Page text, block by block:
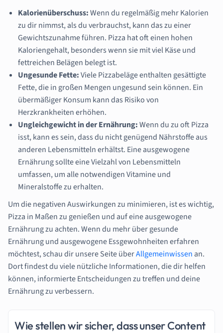
Kalorienüberschuss:Wenn du regelmäßig mehr Kalorien
zu dir nimmst, als du verbrauchst, kann das zu einer
Gewichtszunahme führen. Pizza hat oft einen hohen
Kaloriengehalt, besonders wenn sie mit viel Käse und
fettreichen Belägen belegt ist.
Ungesunde Fette:Viele Pizzabeläge enthalten gesättigte
Fette, die in großen Mengen ungesund sein können. Ein
übermäßiger Konsum kann das Risiko von
Herzkrankheiten erhöhen.
Ungleichgewicht in der Ernährung:Wenn du zu oft Pizza
isst, kann es sein, dass du nicht genügend Nährstoffe aus
anderen Lebensmitteln erhältst. Eine ausgewogene
Ernährung sollte eine Vielzahl von Lebensmitteln
umfassen, um alle notwendigen Vitamine und
Mineralstoffe zu erhalten.
Um die negativen Auswirkungen zu minimieren, ist es wichtig,
Pizza in Maßen zu genießen und auf eine ausgewogene
Ernährung zu achten. Wenn du mehr über gesunde
Ernährung und ausgewogene Essgewohnheiten erfahren
möchtest, schau dir unsere Seite überAllgemeinwissen an.
Dort findest du viele nützliche Informationen, die dir helfen
können, informierte Entscheidungen zu treffen und deine
Ernährung zu verbessern.
Wie stellen wir sicher, dass unser Content